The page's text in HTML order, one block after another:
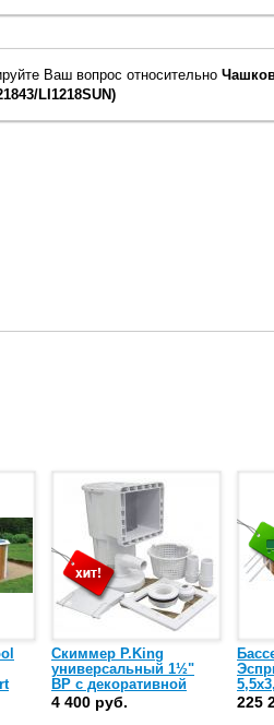
Ваш вопрос относительно
LI1218SUN)
Скиммер P.King
универсальный 1½"
ВР c декоративной
рамкой и форсункой
(PAWS611)
4 400 руб.
(без
225